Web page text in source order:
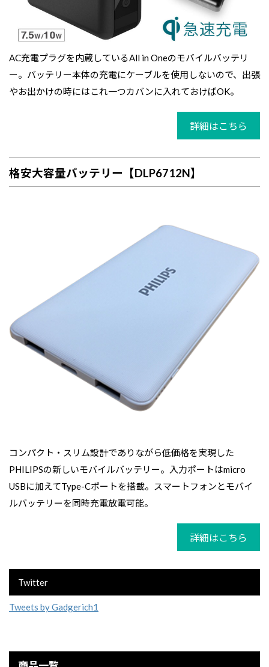
AC充電プラグを内蔵しているAll in Oneのモバイルバッテリ
ー。バッテリー本体の充電にケーブルを使用しないので、出張
やお出かけの時にはこれ一つカバンに入れておけばOK。
詳細はこちら
格安大容量バッテリー【DLP6712N】
コンパクト・スリム設計でありながら低価格を実現した
PHILIPSの新しいモバイルバッテリー。入力ポートはmicro
USBに加えてType-Cポートを搭載。スマートフォンとモバイ
ルバッテリーを同時充電放電可能。
詳細はこちら
Twitter
Tweets by Gadgerich1